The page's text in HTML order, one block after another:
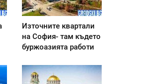
Източните квартали
на София- там където
буржоазията работи